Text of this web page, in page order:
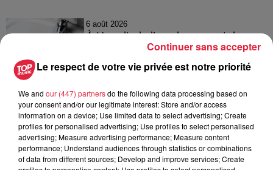
6 août 2026
À Hoerdt, de l’eau brune sort des
6 août 2026
Tags antisémites à Strasbourg :
Catherine Trautmann réagit
Le respect de votre vie privée est notre priorité
We and our (447) partnersdo the following data processing based on
your consent and/or our legitimate interest: Store and/or access
information on a device; Use limited data to select advertising; Create
profiles for personalised advertising; Use profiles to select personalised
advertising; Measure advertising performance; Measure content
performance; Understand audiences through statistics or combinations
of data from different sources; Develop and improve services; Create
Continuer sans accepter